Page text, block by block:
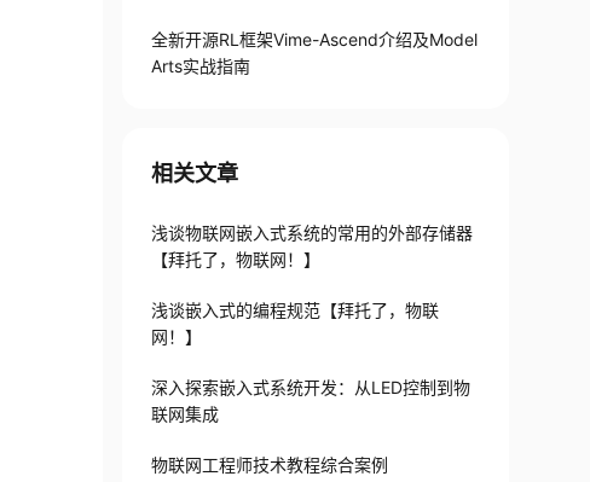
全新开源RL框架Vime-Ascend介绍及Model
Arts实战指南
相关文章
浅谈物联网嵌入式系统的常用的外部存储器
【拜托了，物联网！】
浅谈嵌入式的编程规范【拜托了，物联
网！】
深入探索嵌入式系统开发：从LED控制到物
联网集成
物联网工程师技术教程综合案例